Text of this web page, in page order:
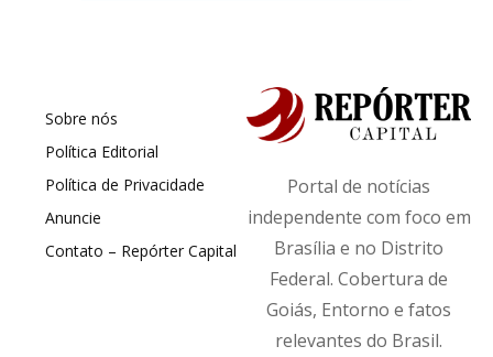
Sobre nós
Política Editorial
Política de Privacidade
Anuncie
Contato – Repórter Capital
Portal de notícias
independente com foco em
Brasília e no Distrito
Federal. Cobertura de
Goiás, Entorno e fatos
relevantes do Brasil.